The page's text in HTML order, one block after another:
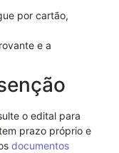
por cartão,
e a
o edital para
prazo próprio e
documentos